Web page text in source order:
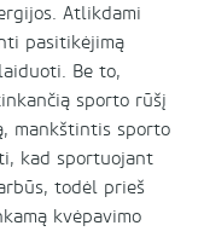
Atlikdami
pasitikėjimą
Be to,
sporto rūšį
mankštintis sporto
kad sportuojant
todėl prieš
kvėpavimo